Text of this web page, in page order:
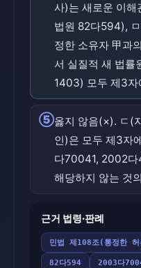
사)는 새로운 이해
법원 82다594),
정한 소유자 甲과
서 실질적 새 법률
1403) 모두 제3자
⑤옳지 않음(×). ㄷ(
인)은 모두 제3자
다70041, 2002다
해당하지 않는 것
근거 법령·판례
민법 제108조(통정한 허
82다594 2003다